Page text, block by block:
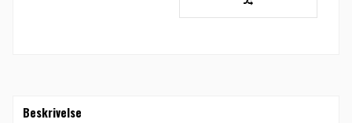
Beskrivelse